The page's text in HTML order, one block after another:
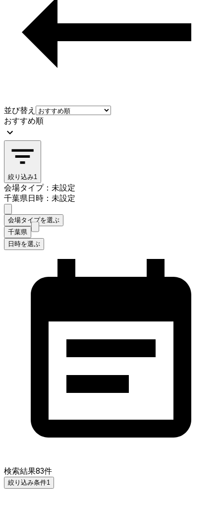
並び替え
おすすめ順
絞り込み1
会場タイプ：未設定
千葉県日時：未設定
会場タイプを選ぶ
千葉県
日時を選ぶ
検索結果83件
絞り込み条件1